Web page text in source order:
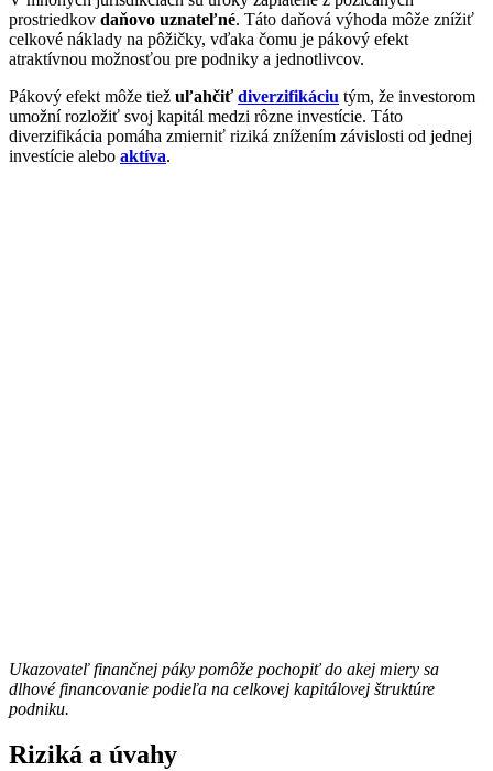
prostriedkov daňovo uznateľné. Táto daňová výhoda môže znížiť
celkové náklady na pôžičky, vďaka čomu je pákový efekt
atraktívnou možnosťou pre podniky a jednotlivcov.
Pákový efekt môže tiež uľahčiť diverzifikáciu tým, že investorom
umožní rozložiť svoj kapitál medzi rôzne investície. Táto
diverzifikácia pomáha zmierniť riziká znížením závislosti od jednej
investície alebo aktíva.
Ukazovateľ finančnej páky pomôže pochopiť do akej miery sa
dlhové financovanie podieľa na celkovej kapitálovej štruktúre
podniku.
Riziká a úvahy